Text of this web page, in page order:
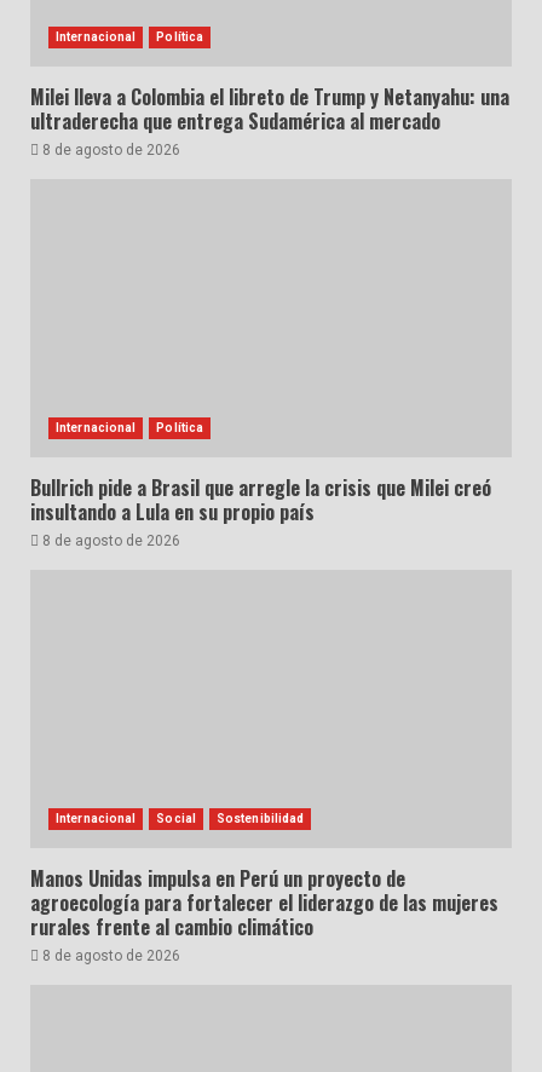
Internacional Política
Milei lleva a Colombia el libreto de Trump y Netanyahu: una
ultraderecha que entrega Sudamérica al mercado
8 de agosto de 2026
Internacional Política
Bullrich pide a Brasil que arregle la crisis que Milei creó
insultando a Lula en su propio país
8 de agosto de 2026
Internacional Social Sostenibilidad
Manos Unidas impulsa en Perú un proyecto de
agroecología para fortalecer el liderazgo de las mujeres
rurales frente al cambio climático
8 de agosto de 2026